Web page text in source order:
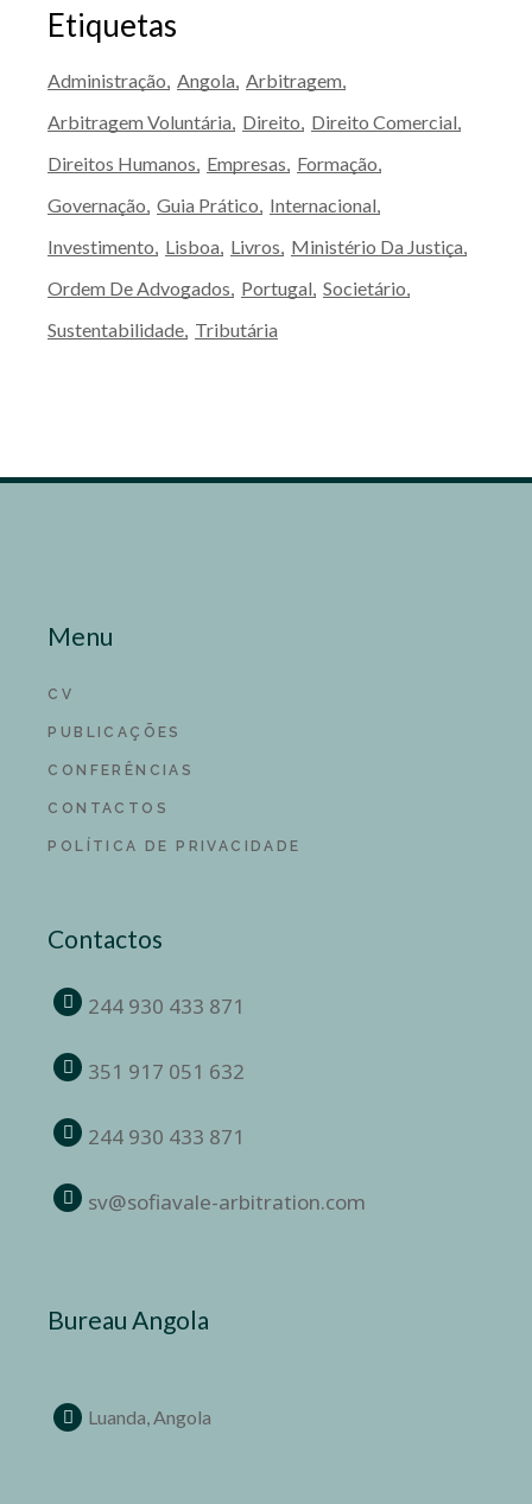
Etiquetas
Administração Angola Arbitragem
Arbitragem Voluntária Direito Direito Comercial
Direitos Humanos Empresas Formação
Governação Guia Prático Internacional
Investimento Lisboa Livros Ministério Da Justiça
Ordem De Advogados Portugal Societário
Sustentabilidade Tributária
Menu
CV
PUBLICAÇÕES
CONFERÊNCIAS
CONTACTOS
POLÍTICA DE PRIVACIDADE
Contactos
244 930 433 871
351 917 051 632
244 930 433 871
sv@sofiavale-arbitration.com
Bureau Angola
Luanda, Angola